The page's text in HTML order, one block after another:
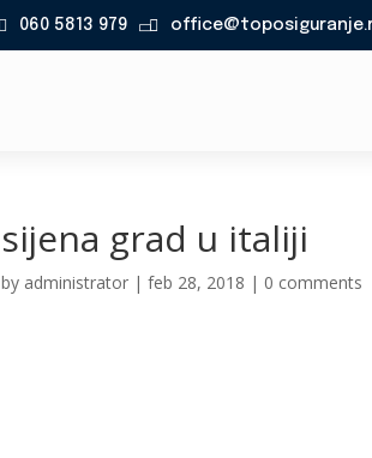
060 5813 979 
sijena grad u italiji
by administrator |feb 28, 2018 | 0 comments